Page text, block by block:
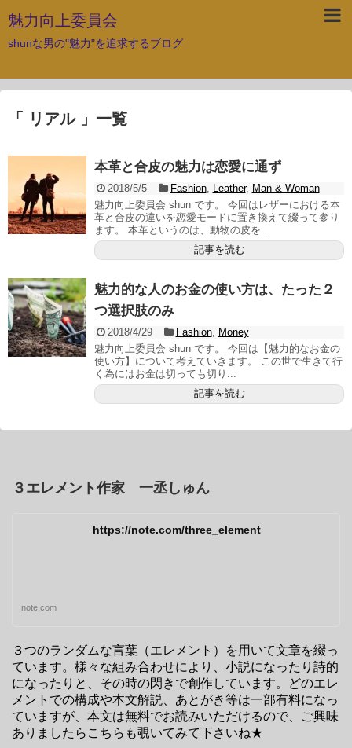
魅力向上委員会
shunな男の"魅力"を追求するブログ
「 リアル 」一覧
本革と合皮の魅力は恋愛に通ず
2018/5/5 Fashion, Leather, Man & Woman
魅力向上委員会 shun です。 今回はレザーにおける本
革と合皮の違いを恋愛モードに置き換えて綴って参り
ます。 本革というのは、動物の皮を...
記事を読む
魅力的な人のお金の使い方は、たった２
つ選択肢のみ
2018/4/29 Fashion,
Money
魅力向上委員会 shun です。 今回は【魅力的なお金の
使い方】について考えていきます。 この世で生きて行
く為にはお金は切っても切り...
記事を読む
３エレメント作家 一丞しゅん
https://note.com/three_element
note.com
３つのランダムな言葉（エレメント）を用いて文章を綴っ
ています。様々な組み合わせにより、小説になったり詩的
になったりと、その時の閃きで創作しています。どのエレ
メントでの構成や本文解説、あとがき等は一部有料になっ
ていますが、本文は無料でお読みいただけるので、ご興味
ありましたらこちらも覗いてみて下さいね★